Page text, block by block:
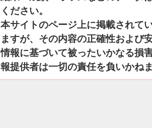
ください。
本サイトのページ上に掲載されて
ますが、その内容の正確性および
情報に基づいて被ったいかなる損
報提供者は一切の責任を負いかねま